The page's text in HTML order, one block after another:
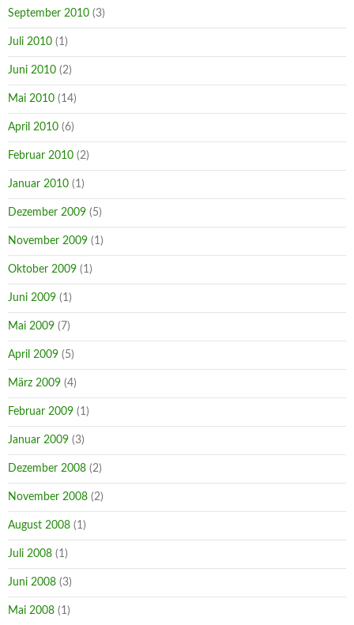
September 2010 (3)
Juli 2010 (1)
Juni 2010 (2)
Mai 2010 (14)
April 2010 (6)
Februar 2010 (2)
Januar 2010 (1)
Dezember 2009 (5)
November 2009 (1)
Oktober 2009 (1)
Juni 2009 (1)
Mai 2009 (7)
April 2009 (5)
März 2009 (4)
Februar 2009 (1)
Januar 2009 (3)
Dezember 2008 (2)
November 2008 (2)
August 2008 (1)
Juli 2008 (1)
Juni 2008 (3)
Mai 2008 (1)